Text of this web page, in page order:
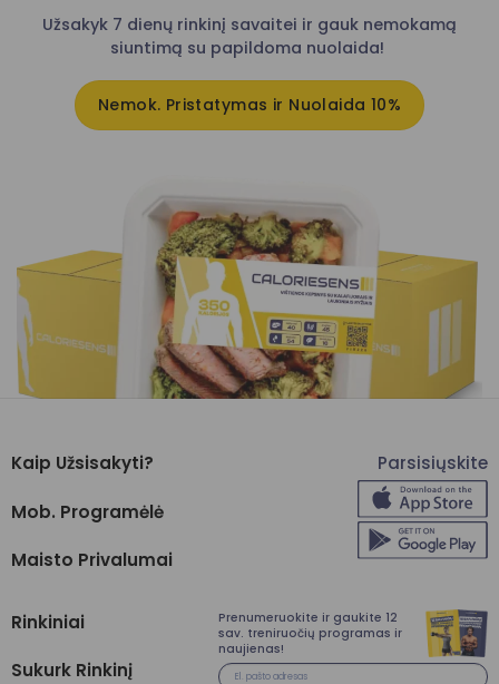
Užsakyk 7 dienų rinkinį savaitei ir gauk nemokamą
siuntimą su papildoma nuolaida!
Nemok. Pristatymas ir Nuolaida 10%
Kaip Užsisakyti?
Mob. Programėlė
Maisto Privalumai
Rinkiniai
Sukurk Rinkinį
Parsisiųskite
Prenumeruokite ir gaukite 12
sav. treniruočių programas ir
naujienas!